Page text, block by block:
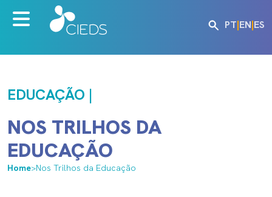
PT|EN|ES
EDUCAÇÃO |
NOS TRILHOS DA
EDUCAÇÃO
Home>Nos Trilhos da Educação